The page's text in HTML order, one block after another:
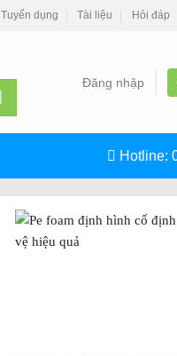
Tuyển dụng Tài liệu Hỏi đáp
Đăng nhập
Hotline: